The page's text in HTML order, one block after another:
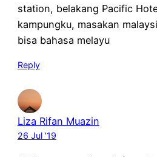
station, belakang Pacific
kampungku, masakan
bisa bahasa melayu
Reply
Liza Rifan Muazin
26 Jul ’19